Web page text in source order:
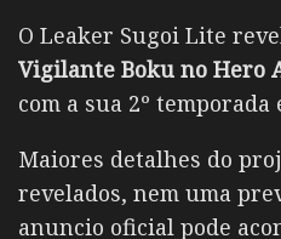
O Leaker Sugoi Lite
Vigilante Boku no Hero
com a sua 2º temporada
Maiores detalhes do
revelados, nem uma
anuncio oficial pode